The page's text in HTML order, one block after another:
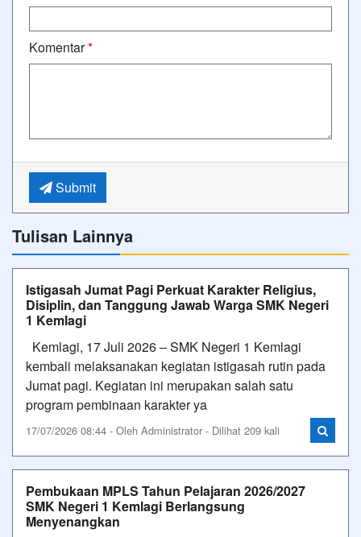
Komentar*
Submit
Tulisan Lainnya
Istigasah Jumat Pagi Perkuat Karakter Religius,
Disiplin, dan Tanggung Jawab Warga SMK Negeri
1 Kemlagi
Kemlagi, 17 Juli 2026 – SMK Negeri 1 Kemlagi
kembali melaksanakan kegiatan istigasah rutin pada
Jumat pagi. Kegiatan ini merupakan salah satu
program pembinaan karakter ya
17/07/2026 08:44 - Oleh Administrator - Dilihat 209 kali
Pembukaan MPLS Tahun Pelajaran 2026/2027
SMK Negeri 1 Kemlagi Berlangsung
Menyenangkan